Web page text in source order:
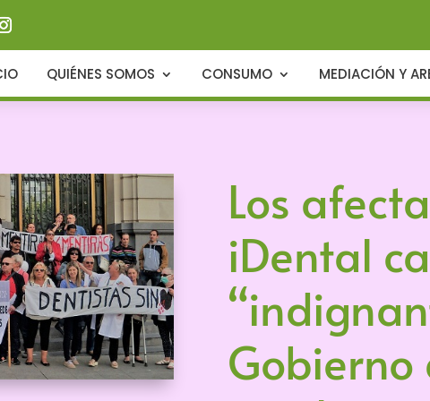
QUIÉNES SOMOS CONSUMO MEDIACIÓN Y
Los
iDental